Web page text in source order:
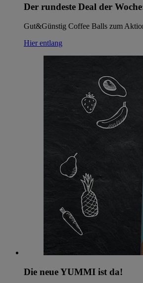
Der rundeste Deal der
Gut&Günstig Coffee Balls zum
Hier entlang
Die neue YUMMI ist da!